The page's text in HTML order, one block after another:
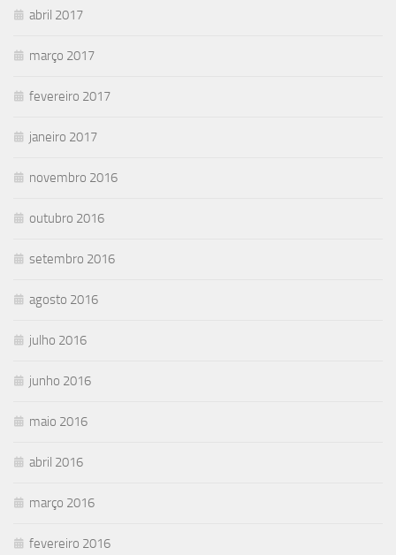
abril 2017
março 2017
fevereiro 2017
janeiro 2017
novembro 2016
outubro 2016
setembro 2016
agosto 2016
julho 2016
junho 2016
maio 2016
abril 2016
março 2016
fevereiro 2016